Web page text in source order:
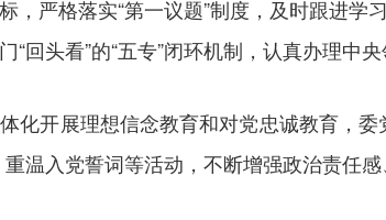
，严格落实“第一议题”制度，及时跟进
回头看”的“五专”闭环机制，认真办理中
化开展理想信念教育和对党忠诚教育，
温入党誓词等活动，不断增强政治责任感